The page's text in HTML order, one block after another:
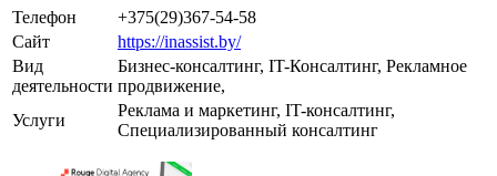
Телефон
+375(29)367-54-58
Сайт
https://inassist.by/
Вид
деятельности
Бизнес-консалтинг, IT-Консалтинг, Рекламное
продвижение,
Услуги
Реклама и маркетинг, IT-консалтинг,
Специализированный консалтинг